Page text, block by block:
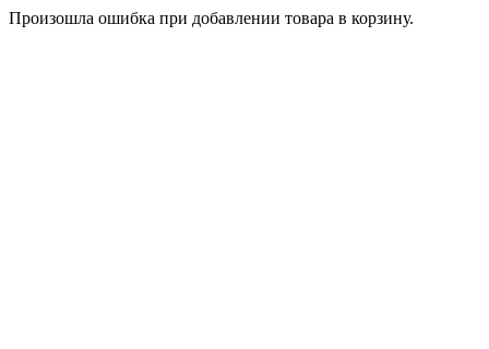
Произошла ошибка при добавлении товара в корзину.